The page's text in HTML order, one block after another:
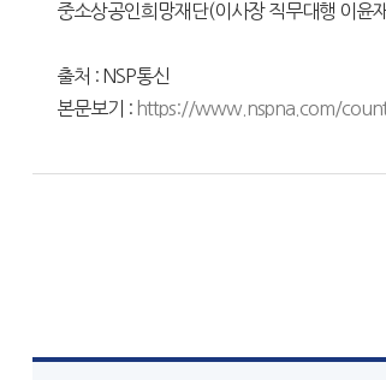
중소상공인희망재단(이사장 직무대행 이윤
출처 : NSP통신
본문보기 : https://www.nspna.com/